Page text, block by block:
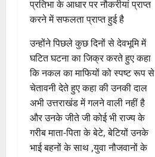
प्रतिभा के आधार पर नौकरीयां प्राप्त
करने में सफलता प्राप्त हुई है
उन्होंने पिछले कुछ दिनों से देवभूमि में
घटित घटना का जिक्र करते हुए कहा
कि नकल का माफियों को स्पष्ट रूप से
चेतावनी देते हुए कहा की उनकी दाल
अभी उत्तराखंड में गलने वाली नहीं है
और उनके जीते जी कोई भी राज्य के
गरीब माता-पिता के बेटे, बेटियों उनके
भाई बहनों के साथ ,युवा नौजवानों के